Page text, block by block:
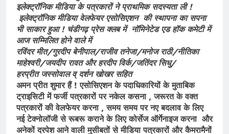
इलेक्ट्रॉनिक मीडिया के पत्रकारों ने प्राथमिक सदस्यता ली !
इलेक्ट्रॉनिक मीडिया वेलफेयर एसोसिएशन की स्थापना का सपना
भी साकार हुआ ! चंडीगढ़ प्रेस क्लब में नॉमिनेटेड एड हॉक कमेटी में
आज सम्मिलित होने वाले में
रविंदर मीत/गुरदीप बेनीपाल/राजीव तनेजा/मनोज राठी/नीतिका
माहेश्वरी/जयदीप रावत और हरदीप विर्क/जतिंदर सिधु/
हरप्रीत जस्सोवाल व् दर्शन खोखर सहित
अमन प्रीत शुमार हैं ! एसोसिएशन के पदाधिकारियों के मुताबिक
ट्राइसिटी में फर्जी पत्रकारों पर नकेल कसना , जरूरत के वक्त
पत्रकारों की वेलफेयर करना , समय समय पर नए बदलाव के लिए
नई टेक्नोलॉजी से रूबरू कराने के लिए कोर्सेज ऑर्गेनाइज करना और
अनेकों दरपेश आने वाली मुसीबतों से मीडिया पत्रकारों और कैमरामैनों